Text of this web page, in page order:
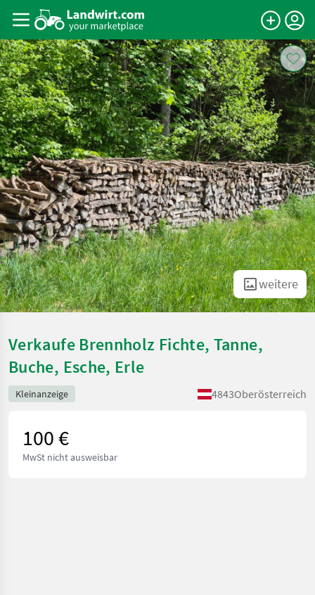
weitere
Verkaufe Brennholz Fichte, Tanne,
Buche, Esche, Erle
Kleinanzeige 4843Oberösterreich
100 €
MwSt nicht ausweisbar